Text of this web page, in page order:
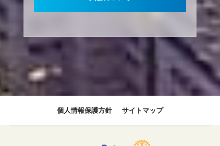
個人情報保護方針 サイトマップ